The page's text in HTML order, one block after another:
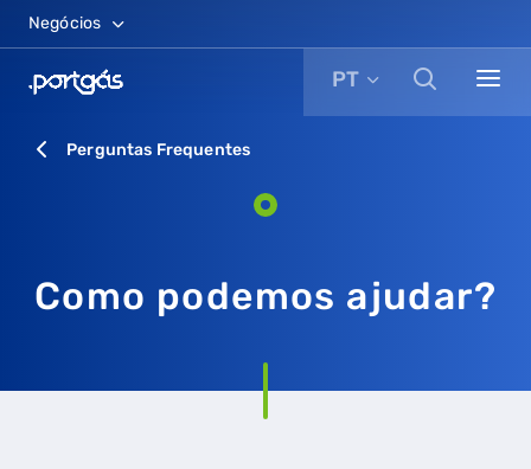
Negócios
PT
Perguntas Frequentes
Como podemos ajudar?